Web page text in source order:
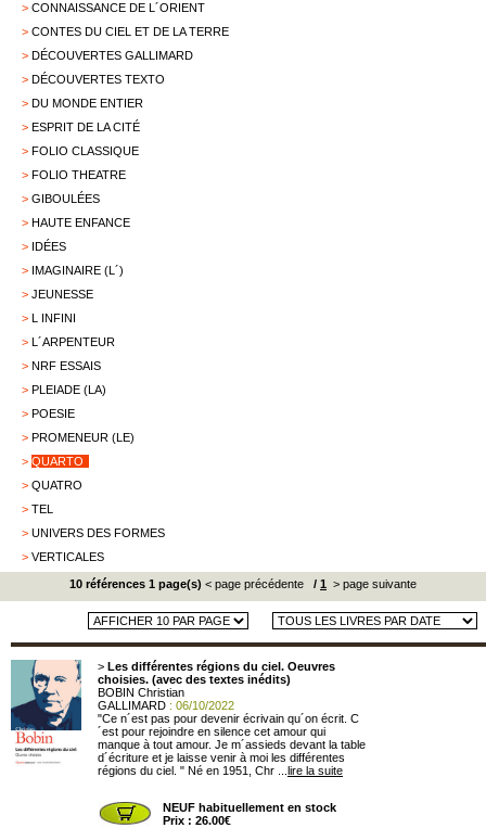
> CONNAISSANCE DE L´ORIENT
> CONTES DU CIEL ET DE LA TERRE
> DÉCOUVERTES GALLIMARD
> DÉCOUVERTES TEXTO
> DU MONDE ENTIER
> ESPRIT DE LA CITÉ
> FOLIO CLASSIQUE
> FOLIO THEATRE
> GIBOULÉES
> HAUTE ENFANCE
> IDÉES
> IMAGINAIRE (L´)
> JEUNESSE
> L INFINI
> L´ARPENTEUR
> NRF ESSAIS
> PLEIADE (LA)
> POESIE
> PROMENEUR (LE)
> QUARTO
> QUATRO
> TEL
> UNIVERS DES FORMES
> VERTICALES
10 références 1 page(s) < page précédente / 1 > page suivante
> Les différentes régions du ciel. Oeuvres
choisies. (avec des textes inédits)
BOBIN Christian
GALLIMARD : 06/10/2022
"Ce n´est pas pour devenir écrivain qu´on écrit. C
´est pour rejoindre en silence cet amour qui
manque à tout amour. Je m´assieds devant la table
d´écriture et je laisse venir à moi les différentes
régions du ciel. " Né en 1951, Chr ... lire la suite
NEUF habituellement en stock
Prix : 26.00€